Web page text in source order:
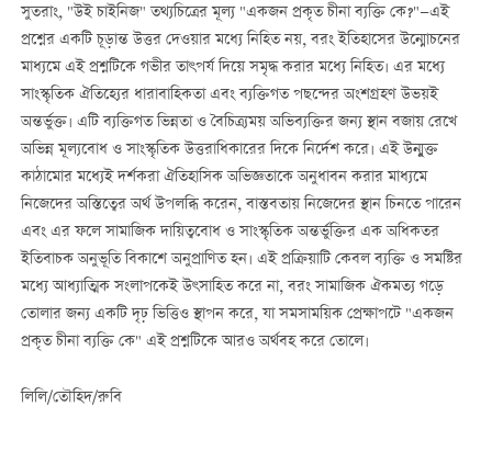
সুতরাং, "উই চাইনিজ" তথ্যচিত্রের মূল্য "একজন প্রকৃত চীনা ব্যক্তি কে?"—এই
প্রশ্নের একটি চূড়ান্ত উত্তর দেওয়ার মধ্যে নিহিত নয়, বরং ইতিহাসের উন্মোচনের
মাধ্যমে এই প্রশ্নটিকে গভীর তাৎপর্য দিয়ে সমৃদ্ধ করার মধ্যে নিহিত। এর মধ্যে
সাংস্কৃতিক ঐতিহ্যের ধারাবাহিকতা এবং ব্যক্তিগত পছন্দের অংশগ্রহণ উভয়ই
অন্তর্ভুক্ত। এটি ব্যক্তিগত ভিন্নতা ও বৈচিত্র্যময় অভিব্যক্তির জন্য স্থান বজায় রেখে
অভিন্ন মূল্যবোধ ও সাংস্কৃতিক উত্তরাধিকারের দিকে নির্দেশ করে। এই উন্মুক্ত
কাঠামোর মধ্যেই দর্শকরা ঐতিহাসিক অভিজ্ঞতাকে অনুধাবন করার মাধ্যমে
নিজেদের অস্তিত্বের অর্থ উপলব্ধি করেন, বাস্তবতায় নিজেদের স্থান চিনতে পারেন
এবং এর ফলে সামাজিক দায়িত্ববোধ ও সাংস্কৃতিক অন্তর্ভুক্তির এক অধিকতর
ইতিবাচক অনুভূতি বিকাশে অনুপ্রাণিত হন। এই প্রক্রিয়াটি কেবল ব্যক্তি ও সমষ্টির
মধ্যে আধ্যাত্মিক সংলাপকেই উৎসাহিত করে না, বরং সামাজিক ঐকমত্য গড়ে
তোলার জন্য একটি দৃঢ় ভিত্তিও স্থাপন করে, যা সমসাময়িক প্রেক্ষাপটে "একজন
প্রকৃত চীনা ব্যক্তি কে" এই প্রশ্নটিকে আরও অর্থবহ করে তোলে।
লিলি/তৌহিদ/রুবি